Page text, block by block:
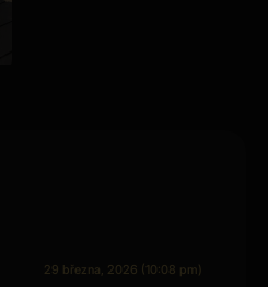
29 března, 2026 (10:08 pm)